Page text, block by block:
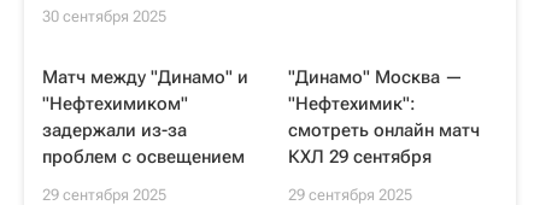
30 сентября 2025
Матч между "Динамо" и
"Нефтехимиком"
задержали из-за
проблем с освещением
29 сентября 2025
"Динамо" Москва —
"Нефтехимик":
смотреть онлайн матч
КХЛ 29 сентября
29 сентября 2025